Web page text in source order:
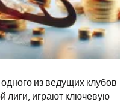
из ведущих клубов
лиги, играют ключевую